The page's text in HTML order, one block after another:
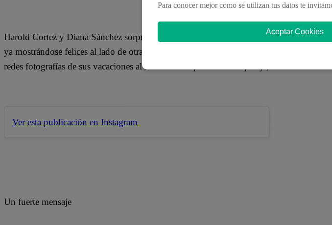
Harold Cortez y Diana Sánchez sorprendieron a todos sus seguidores al dar por
ya mostrándose felices al lado de otras personas, como es el caso de Diana que no duda
redes fotografías de sus vacaciones al lado de su supuesta nueva pareja, el
Ver esta publicación en Instagram
Un fuerte mensaje
Para conocer mejor como se utilizan tus datos te
Aceptar Cookies